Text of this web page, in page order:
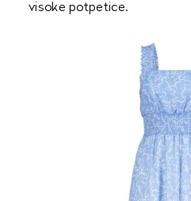
visoke potpetice.